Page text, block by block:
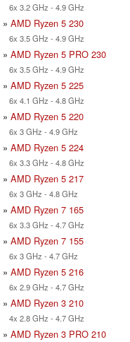
6x 3.2 GHz - 4.9 GHz
» AMD Ryzen 5 230
6x 3.5 GHz - 4.9 GHz
» AMD Ryzen 5 PRO 230
6x 3.5 GHz - 4.9 GHz
» AMD Ryzen 5 225
6x 4.1 GHz - 4.8 GHz
» AMD Ryzen 5 220
6x 3 GHz - 4.9 GHz
» AMD Ryzen 5 224
6x 3.3 GHz - 4.8 GHz
» AMD Ryzen 5 217
6x 3 GHz - 4.8 GHz
» AMD Ryzen 7 165
6x 3.3 GHz - 4.7 GHz
» AMD Ryzen 7 155
6x 3 GHz - 4.7 GHz
» AMD Ryzen 5 216
6x 2.9 GHz - 4.7 GHz
» AMD Ryzen 3 210
4x 2.8 GHz - 4.7 GHz
» AMD Ryzen 3 PRO 210